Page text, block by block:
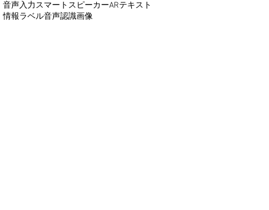
音声入力スマートスピーカーARテキスト
情報ラベル音声認識画像